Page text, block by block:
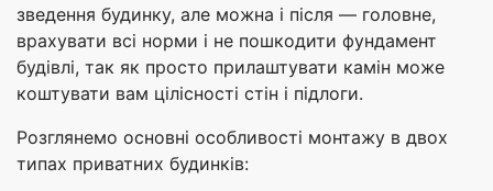
зведення будинку, але можна і після — головне,
врахувати всі норми і не пошкодити фундамент
будівлі, так як просто прилаштувати камін може
коштувати вам цілісності стін і підлоги.
Розглянемо основні особливості монтажу в двох
типах приватних будинків: